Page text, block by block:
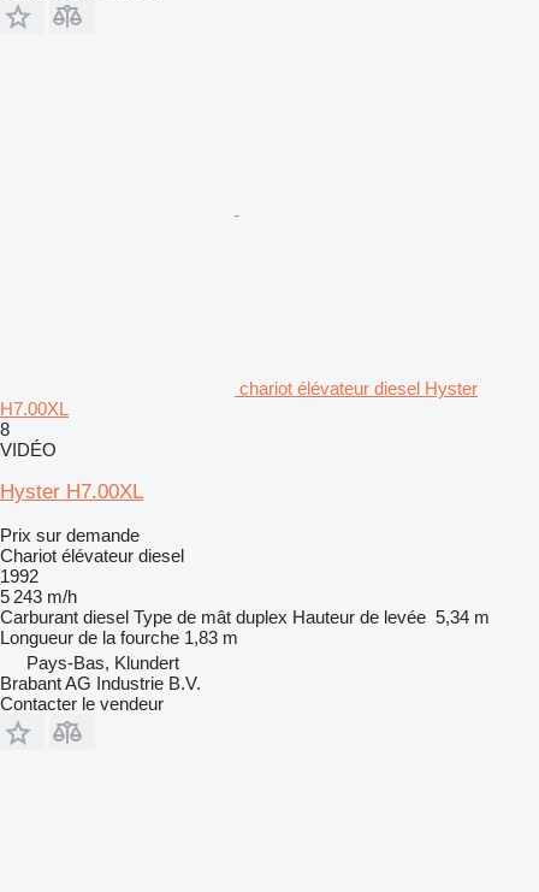
chariot élévateur diesel Hyster
H7.00XL
8
VIDÉO
Hyster H7.00XL
Prix sur demande
Chariot élévateur diesel
1992
5 243 m/h
Carburant diesel Type de mât duplex Hauteur de levée 5,34 m
Longueur de la fourche 1,83 m
Pays-Bas, Klundert
Brabant AG Industrie B.V.
Contacter le vendeur